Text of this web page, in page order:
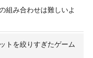
組み合わせは難しいよ
トを絞りすぎたゲーム